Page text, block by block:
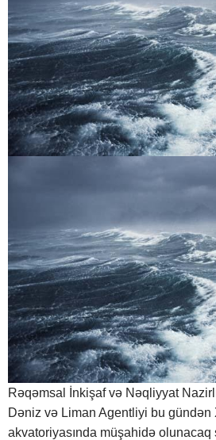
Rəqəmsal İnkişaf və Nəqliyyat
Dəniz və Liman Agentliyi bu gündən
akvatoriyasında müşahidə